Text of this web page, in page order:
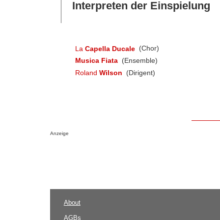
Interpreten der Einspielung
La Capella Ducale (Chor)
Musica Fiata (Ensemble)
Roland Wilson (Dirigent)
Anzeige
About
AGBs